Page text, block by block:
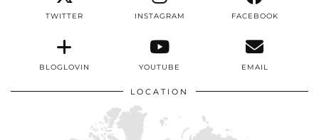
TWITTER INSTAGRAM FACEBOOK
BLOGLOVIN YOUTUBE EMAIL
LOCATION